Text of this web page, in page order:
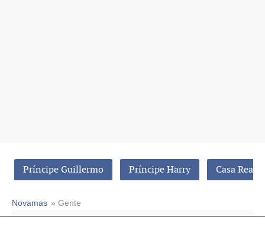
Príncipe Guillermo Príncipe Harry Casa Real
Novamas » Gente